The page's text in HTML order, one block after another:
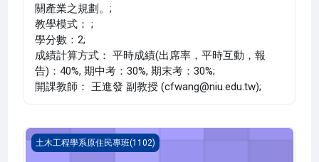
關產業之規劃。;
教學模式： ;
學分數：2;
成績計算方式： 平時成績(出席率，平時互動，報
告)：40%, 期中考：30%, 期末考：30%;
開課教師： 王進發 副教授 (cfwang@niu.edu.tw);
工程材料實例解析(1102_B2CI020007A)
土木工程學系原住民專班(1102)